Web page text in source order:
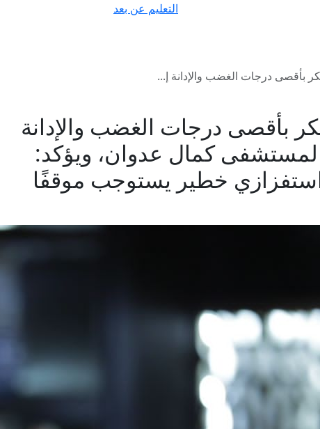
التعليم عن بعد
بأقصى درجات الغضب والإدانة إ...
بأقصى درجات الغضب والإدانة
لمستشفى كمال عدوان، ويؤكد:
خطير يستوجب موقفًا